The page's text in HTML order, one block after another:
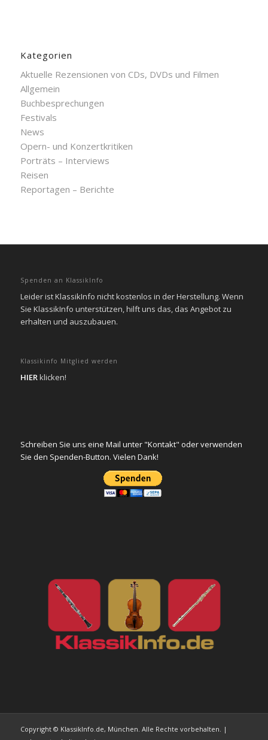
Kategorien
Aktuelle Rezensionen von CDs, DVDs und Filmen
Allgemein
Buchbesprechungen
Festivals
News
Opern- und Konzertkritiken
Porträts – Interviews
Reisen
Reportagen – Berichte
Spenden an KlassikInfo
Leider ist KlassikInfo nicht kostenlos in der Herstellung. Wenn
Sie KlassikInfo unterstützen, hilft uns das, das Angebot zu
erhalten und auszubauen.
Klassikinfo Mitglied werden
HIERklicken!
Schreiben Sie uns eine Mail unter "Kontakt" oder verwenden
Sie den Spenden-Button. Vielen Dank!
Copyright © KlassikInfo.de, München. Alle Rechte vorbehalten. |